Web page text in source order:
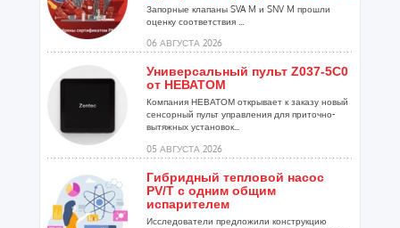
Запорные клапаны SVA M и SNV M прошли
оценку соответствия ...
06 АВГУСТА 2026
Универсальный пульт Z037-5C0
от НЕВАТОМ
Компания НЕВАТОМ открывает к заказу новый
сенсорный пульт управления для приточно-
вытяжных установок...
05 АВГУСТА 2026
Гибридный тепловой насос
PV/T с одним общим
испарителем
Исследователи предложили конструкцию